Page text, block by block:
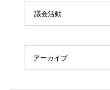
議会活動
アーカイブ